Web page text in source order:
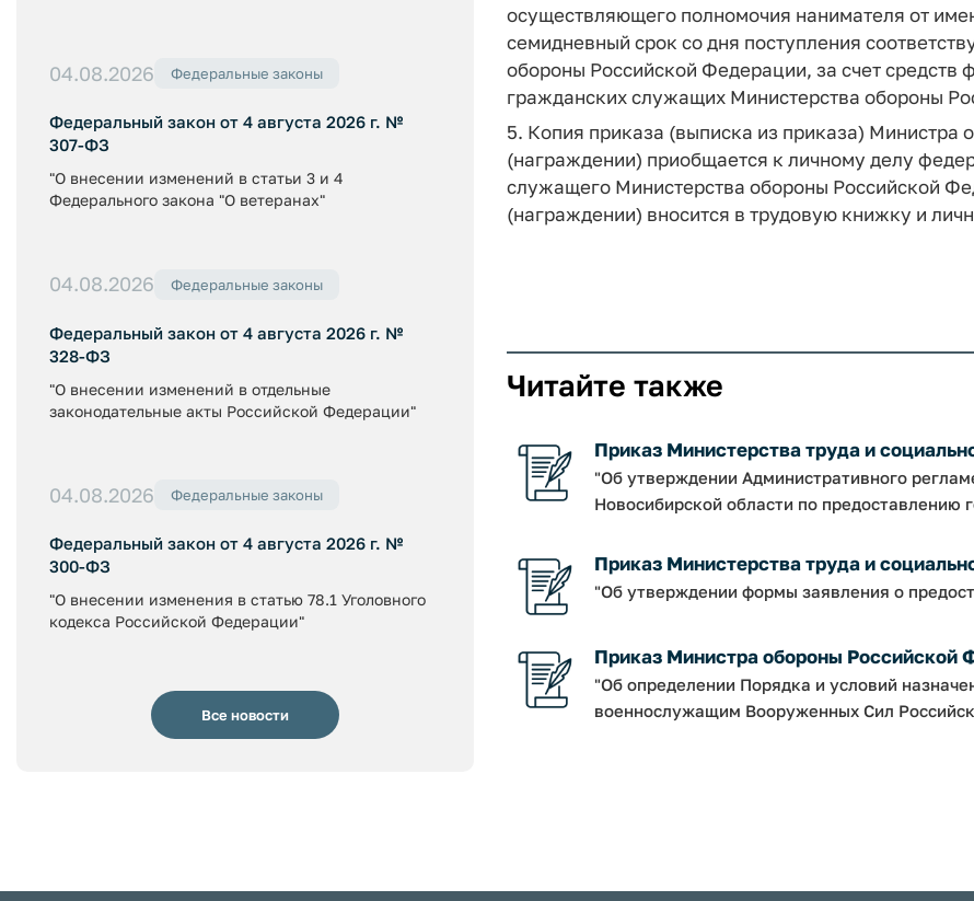
04.08.2026 Федеральные законы
Федеральный закон от 4 августа 2026 г. №
307-ФЗ
"О внесении изменений в статьи 3 и 4
Федерального закона "О ветеранах"
04.08.2026 Федеральные законы
Федеральный закон от 4 августа 2026 г. №
328-ФЗ
"О внесении изменений в отдельные
законодательные акты Российской Федерации"
04.08.2026 Федеральные законы
Федеральный закон от 4 августа 2026 г. №
300-ФЗ
"О внесении изменения в статью 78.1 Уголовного
кодекса Российской Федерации"
Все новости
осуществляющего полномочия нанимателя от
семидневный срок со дня поступления
обороны Российской Федерации, за счет средств
гражданских служащих Министерства обороны
5. Копия приказа (выписка из приказа)
(награждении) приобщается к личному делу
служащего Министерства обороны Российской
(награждении) вносится в трудовую книжку и
Читайте также
Приказ Министерства труда и
"Об утверждении Административного
Новосибирской области по предоставлению
Приказ Министерства труда и
"Об утверждении формы заявления о
Приказ Министра обороны Российской
"Об определении Порядка и условий
военнослужащим Вооруженных Сил